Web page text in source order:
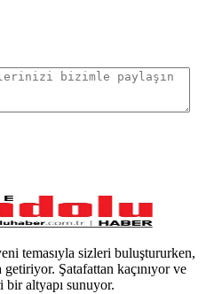
temasıyla sizleri buluştururken,
Şatafattan kaçınıyor ve
bir altyapı sunuyor.